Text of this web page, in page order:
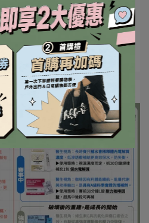
台三進大滿貫」，今年將由
⋯